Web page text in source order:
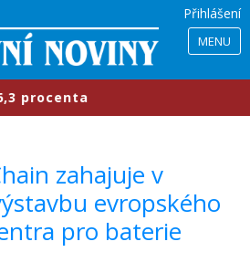
Přihlášení
MENU
zahajuje v
evropského
pro baterie